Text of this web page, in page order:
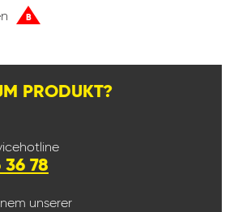
B
PRODUKT?
78
unserer